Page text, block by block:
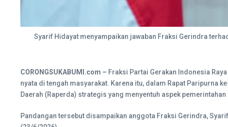
Syarif Hidayat menyampaikan jawaban Fraksi Gerindra
CORONGSUKABUMI.com – Fraksi Partai Gerakan Indonesia
nyata di tengah masyarakat. Karena itu, dalam Rapat Paripurna
Daerah (Raperda) strategis yang menyentuh aspek
Pandangan tersebut disampaikan anggota Fraksi Gerindra,